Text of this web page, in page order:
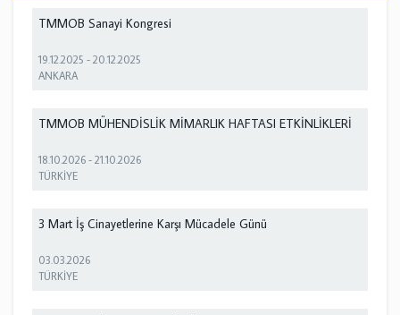
TMMOB Sanayi Kongresi
19.12.2025 -20.12.2025
ANKARA
TMMOB MÜHENDİSLİK MİMARLIK HAFTASI ETKİNLİKLERİ
18.10.2026 -21.10.2026
TÜRKİYE
3 Mart İş Cinayetlerine Karşı Mücadele Günü
03.03.2026
TÜRKİYE